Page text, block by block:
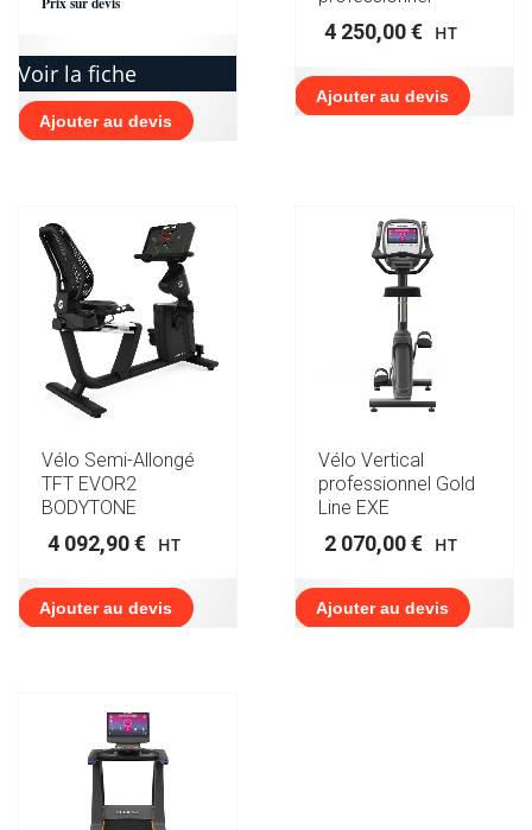
Voir la fiche
Ajouter au devis
4 250,00€ HT
Ajouter au devis
Vélo Semi-Allongé
TFT EVOR2
BODYTONE
4 092,90€ HT
Ajouter au devis
Vélo Vertical
professionnel Gold
Line EXE
2 070,00€ HT
Ajouter au devis